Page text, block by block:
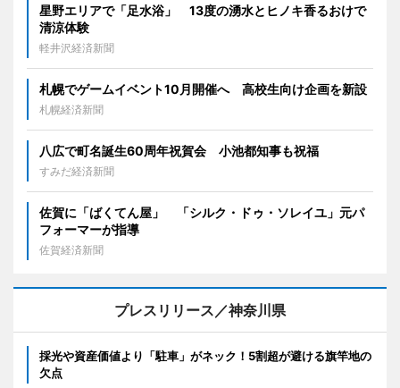
星野エリアで「足水浴」 13度の湧水とヒノキ香るおけで
清涼体験
軽井沢経済新聞
札幌でゲームイベント10月開催へ 高校生向け企画を新設
札幌経済新聞
八広で町名誕生60周年祝賀会 小池都知事も祝福
すみだ経済新聞
佐賀に「ばくてん屋」 「シルク・ドゥ・ソレイユ」元パ
フォーマーが指導
佐賀経済新聞
プレスリリース／神奈川県
採光や資産価値より「駐車」がネック！5割超が避ける旗竿地の
欠点